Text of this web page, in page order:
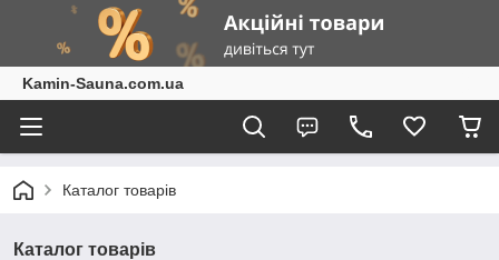
Kamin-Sauna.com.ua
Каталог товарів
Каталог товарів